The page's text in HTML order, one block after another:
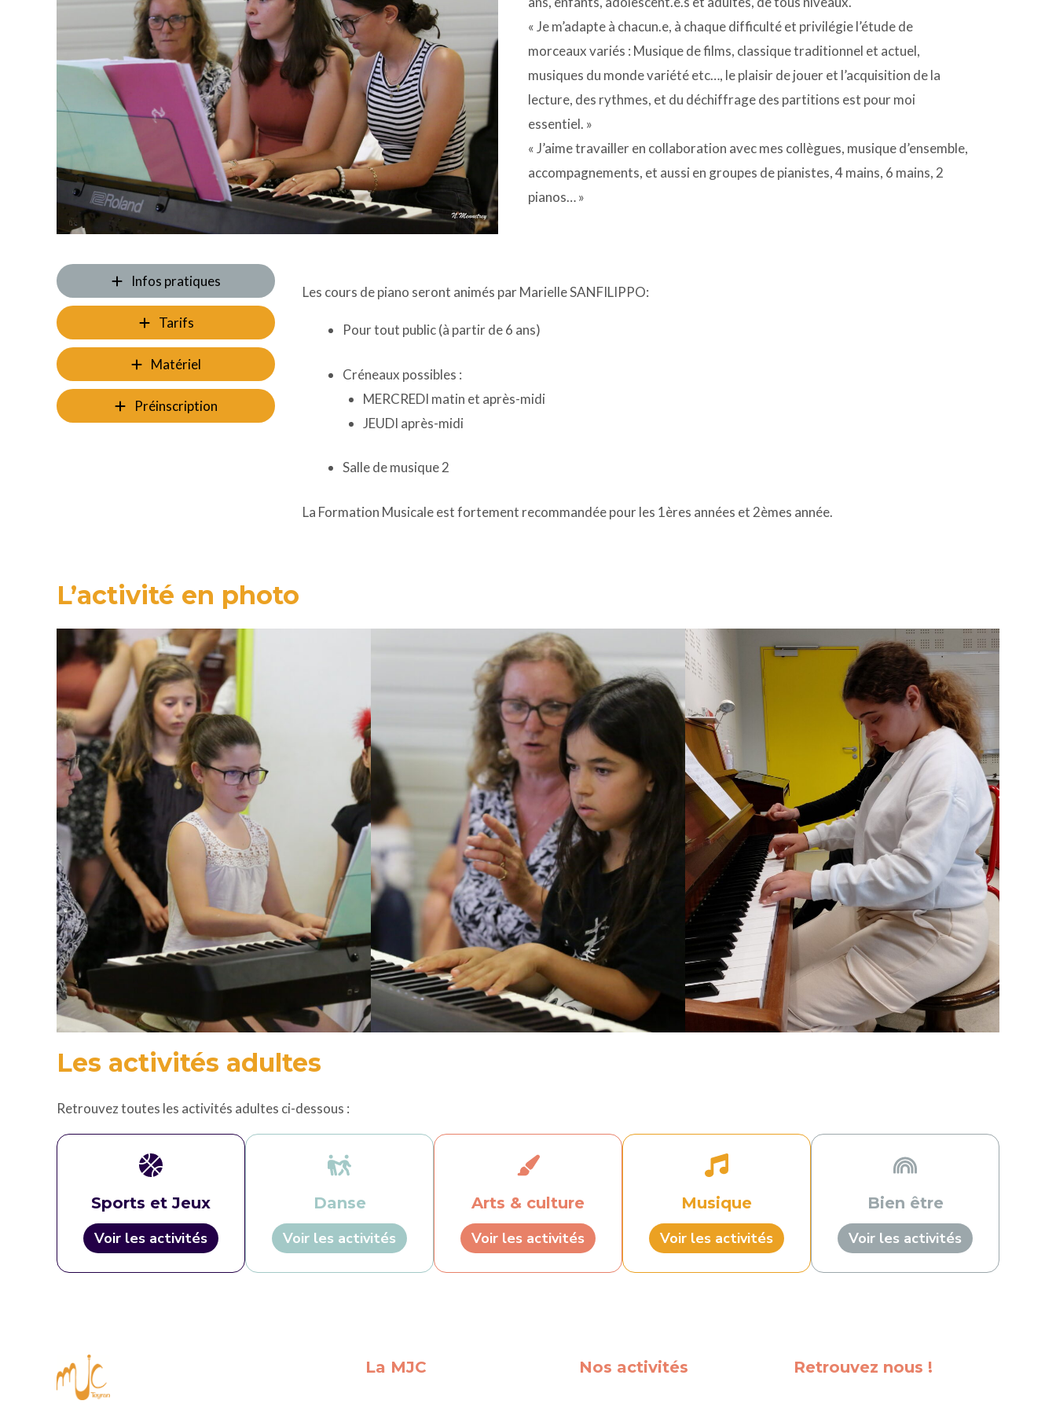
« Je m’adapte à chacun.e, à chaque difficulté et privilégie l’étude de
morceaux variés : Musique de films, classique traditionnel et actuel,
musiques du monde variété etc…, le plaisir de jouer et l’acquisition de la
lecture, des rythmes, et du déchiffrage des partitions est pour moi
essentiel. »
« J’aime travailler en collaboration avec mes collègues, musique d’ensemble,
accompagnements, et aussi en groupes de pianistes, 4 mains, 6 mains, 2
pianos… »
Infos pratiques
Tarifs
Matériel
Préinscription
Les cours de piano seront animés par Marielle SANFILIPPO:
Pour tout public (à partir de 6 ans)
Créneaux possibles :
MERCREDI matin et après-midi
JEUDI après-midi
Salle de musique 2
La Formation Musicale est fortement recommandée pour les 1ères années et 2èmes année.
L’activité en photo
Les activités adultes
Retrouvez toutes les activités adultes ci-dessous :
Sports et Jeux
Voir les activités
Danse
Voir les activités
Arts & culture
Voir les activités
Musique
Voir les activités
Bien être
Voir les activités
La MJC Nos activités Retrouvez nous !